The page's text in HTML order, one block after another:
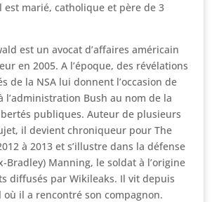
est marié, catholique et père de 3
est un avocat d’affaires américain
en 2005. A l’époque, des révélations
de la NSA lui donnent l’occasion de
l’administration Bush au nom de la
publiques. Auteur de plusieurs
il devient chroniqueur pour The
à 2013 et s’illustre dans la défense
Bradley) Manning, le soldat à l’origine
diffusés par Wikileaks. Il vit depuis
où il a rencontré son compagnon.